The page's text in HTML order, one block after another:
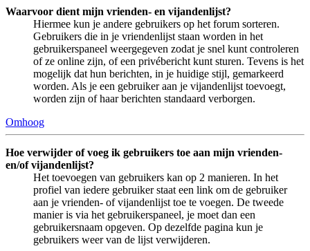
Waarvoor dient mijn vrienden- en vijandenlijst?
Hiermee kun je andere gebruikers op het forum sorteren.
Gebruikers die in je vriendenlijst staan worden in het
gebruikerspaneel weergegeven zodat je snel kunt controleren
of ze online zijn, of een privébericht kunt sturen. Tevens is het
mogelijk dat hun berichten, in je huidige stijl, gemarkeerd
worden. Als je een gebruiker aan je vijandenlijst toevoegt,
worden zijn of haar berichten standaard verborgen.
Omhoog
Hoe verwijder of voeg ik gebruikers toe aan mijn vrienden-
en/of vijandenlijst?
Het toevoegen van gebruikers kan op 2 manieren. In het
profiel van iedere gebruiker staat een link om de gebruiker
aan je vrienden- of vijandenlijst toe te voegen. De tweede
manier is via het gebruikerspaneel, je moet dan een
gebruikersnaam opgeven. Op dezelfde pagina kun je
gebruikers weer van de lijst verwijderen.